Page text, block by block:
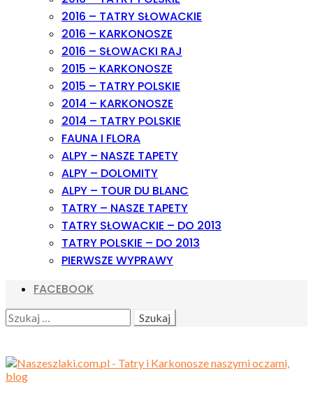
2016 – TATRY SŁOWACKIE
2016 – KARKONOSZE
2016 – SŁOWACKI RAJ
2015 – KARKONOSZE
2015 – TATRY POLSKIE
2014 – KARKONOSZE
2014 – TATRY POLSKIE
FAUNA I FLORA
ALPY – NASZE TAPETY
ALPY – DOLOMITY
ALPY – TOUR DU BLANC
TATRY – NASZE TAPETY
TATRY SŁOWACKIE – DO 2013
TATRY POLSKIE – DO 2013
PIERWSZE WYPRAWY
FACEBOOK
SEARCH
SZUKAJ: